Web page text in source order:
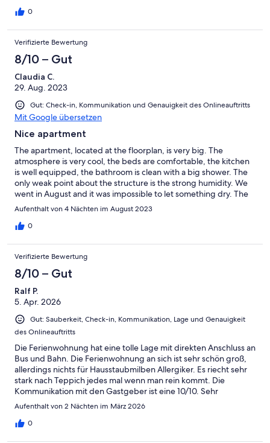
take walking distance with a grain of salt). The check-in process
the beaten path and hidden away like a true gem. I'd surely stay
here again if I am back in the Berlin area.
0
Verifizierte Bewertung
8/10 – Gut
Claudia C.
29. Aug. 2023
Gut: Check-in, Kommunikation und Genauigkeit des Onlineauftritts
Mit Google übersetzen
Nice apartment
The apartment, located at the floorplan, is very big. The
atmosphere is very cool, the beds are comfortable, the kitchen
is well equipped, the bathroom is clean with a big shower. The
only weak point about the structure is the strong humidity. We
went in August and it was impossible to let something dry. The
towels were always humid, also the clothes. Sleeping with this
sensation was not so nice and also, entering the apartment, you
could smell like moisture. The position is strategic, because
not a nice place to walk, and also maybe not so safe. By the way,
the street of the house in calm, with some bars and cleaner than
the metro square. I suggest it for short stays and group of
friends.
Aufenthalt von 4 Nächten im August 2023
0
Verifizierte Bewertung
8/10 – Gut
Ralf P.
5. Apr. 2026
Gut: Sauberkeit, Check-in, Kommunikation, Lage und Genauigkeit
des Onlineauftritts
Die Ferienwohnung hat eine tolle Lage mit direkten Anschluss an
Bus und Bahn. Die Ferienwohnung an sich ist sehr schön groß,
allerdings nichts für Hausstaubmilben Allergiker. Es riecht sehr
stark nach Teppich jedes mal wenn man rein kommt. Die
Kommunikation mit den Gastgeber ist eine 10/10. Sehr
freundlich und zuvorkommend. Die Küche haben wir nicht
eine sehr schöne Ferienwohnung.
Aufenthalt von 2 Nächten im März 2026
0